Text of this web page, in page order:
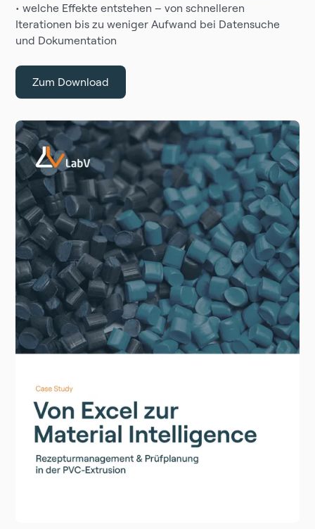
• welche Effekte entstehen – von schnelleren
Iterationen bis zu weniger Aufwand bei Datensuche
und Dokumentation
Zum Download